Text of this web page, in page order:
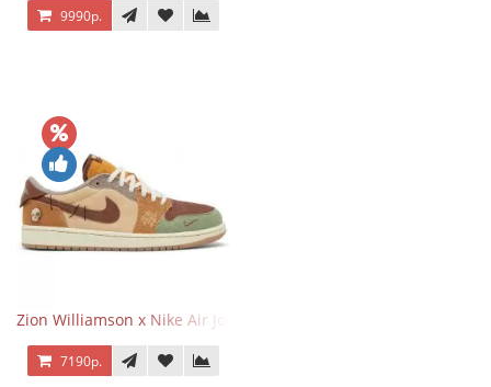
9990р.
Zion Williamson x Nike Air Jordan 1 Retro Low OG Voodoo
7190р.